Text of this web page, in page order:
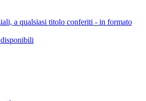
a qualsiasi titolo conferiti - in formato